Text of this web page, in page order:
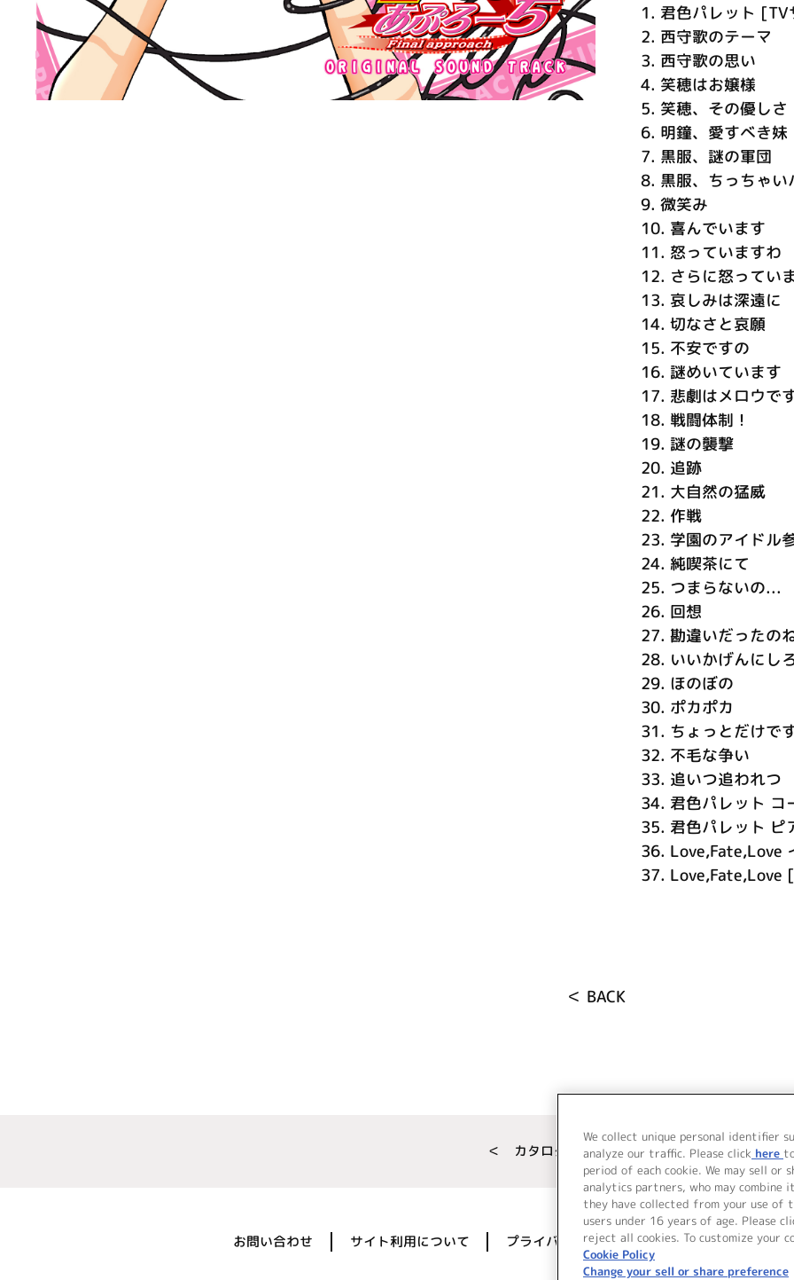
1. 君色パレット
2. 西守歌のテーマ
3. 西守歌の思い
4. 笑穂はお嬢様
5. 笑穂、その優しさ
6. 明鐘、愛すべき妹
7. 黒服、謎の軍団
8. 黒服、ちっちゃい
9. 微笑み
10. 喜んでいます
11. 怒っていますわ
12. さらに怒ってい
13. 哀しみは深遠に
14. 切なさと哀願
15. 不安ですの
16. 謎めいています
17. 悲劇はメロウで
18. 戦闘体制！
19. 謎の襲撃
20. 追跡
21. 大自然の猛威
22. 作戦
23. 学園のアイドル
24. 純喫茶にて
25. つまらないの...
26. 回想
27. 勘違いだったの
28. いいかげんにし
29. ほのぼの
30. ポカポカ
31. ちょっとだけで
32. 不毛な争い
33. 追いつ追われつ
34. 君色パレット コ
35. 君色パレット ピ
36. Love,Fate,Love
37. Love,Fate,Love
＜ BACK
＜ カタログサイト トップページへ
お問い合わせ サイト利用について プライバシーポリシー 著作権／肖像権に
We collect unique personal identifier
analyze our traffic. Please click here
period of each cookie. We may sell
analytics partners, who may
they have collected from your use of
users under 16 years of age. Please
reject all cookies. To customize your
Cookie Policy
Change your sell or share preference